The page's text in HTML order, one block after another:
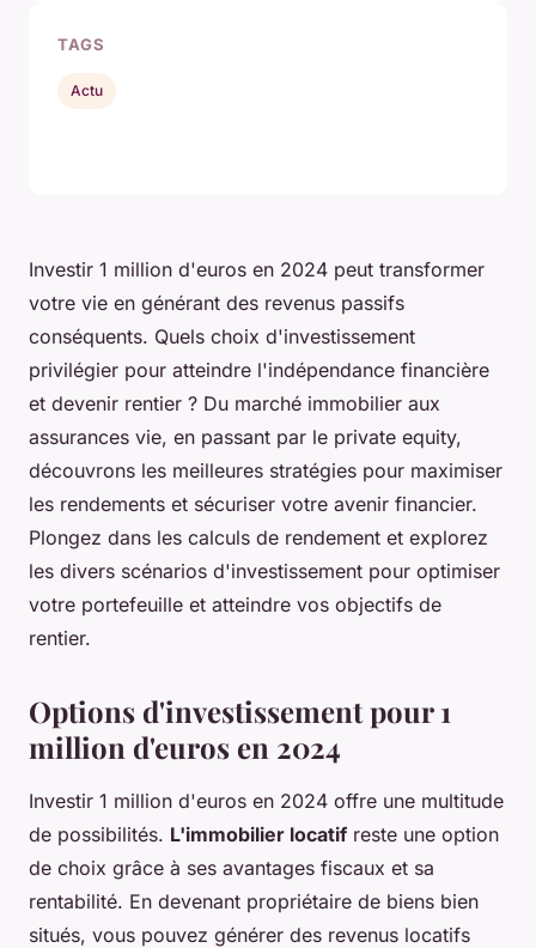
Investir 1 million d'euros en 2024 peut transformer
votre vie en générant des revenus passifs
conséquents. Quels choix d'investissement
privilégier pour atteindre l'indépendance financière
et devenir rentier ? Du marché immobilier aux
assurances vie, en passant par le private equity,
découvrons les meilleures stratégies pour maximiser
les rendements et sécuriser votre avenir financier.
Plongez dans les calculs de rendement et explorez
les divers scénarios d'investissement pour optimiser
votre portefeuille et atteindre vos objectifs de
rentier.
Options d'investissement pour 1
million d'euros en 2024
Investir 1 million d'euros en 2024 offre une multitude
de possibilités. L'immobilier locatif reste une option
de choix grâce à ses avantages fiscaux et sa
rentabilité. En devenant propriétaire de biens bien
situés, vous pouvez générer des revenus locatifs
TAGS
Actu